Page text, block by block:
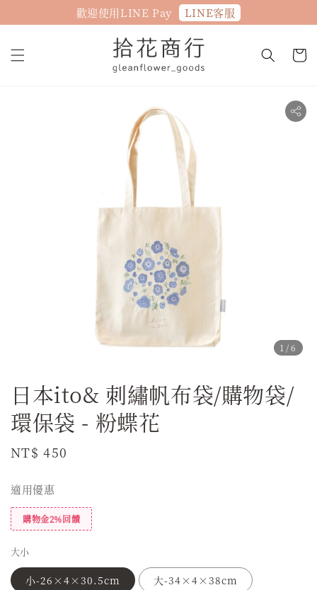
歡迎使用LINE Pay LINE客服
1 /6
日本ito& 刺繡帆布袋/購物袋/
環保袋 - 粉蝶花
Regular
NT$ 450
適用優惠
購物金2%回饋
大小
小-26×4×30.5cm 大-34×4×38cm